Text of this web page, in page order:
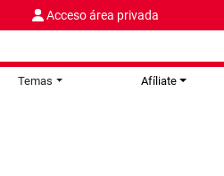
Acceso área privada
Temas Afíliate